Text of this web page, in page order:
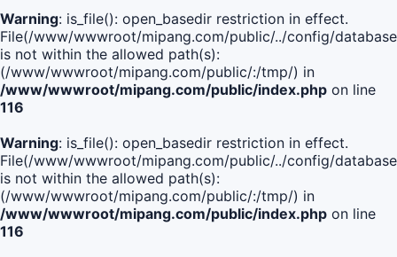
Warning: is_file(): open_basedir restriction in effect.
File(/www/wwwroot/mipang.com/public/../config/
is not within the allowed path(s):
(/www/wwwroot/mipang.com/public/:/tmp/) in
/www/wwwroot/mipang.com/public/index.php on line
116
Warning: is_file(): open_basedir restriction in effect.
File(/www/wwwroot/mipang.com/public/../config/
is not within the allowed path(s):
(/www/wwwroot/mipang.com/public/:/tmp/) in
/www/wwwroot/mipang.com/public/index.php on line
116